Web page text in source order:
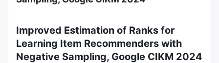
Improved Estimation of Ranks for
Learning Item Recommenders with
Negative Sampling, Google CIKM 2024